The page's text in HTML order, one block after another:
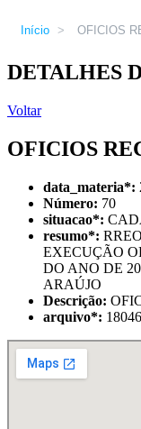
Início > OFICIOS
DETALHES
Voltar
OFICIOS
data_materia*:
Número: 70
situacao*:
resumo*:
EXECUÇÃO
DO ANO DE
ARAÚJO
Descrição:
arquivo*: